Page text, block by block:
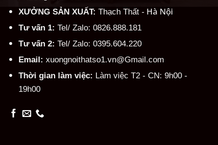
XƯỞNG SẢN XUẤT: Thạch Thất - Hà Nội
Tư vấn 1: Tel/ Zalo: 0826.888.181
Tư vấn 2: Tel/ Zalo: 0395.604.220
Email: xuongnoithatso1.vn@Gmail.com
Thời gian làm việc: Làm việc T2 - CN: 9h00 -
19h00